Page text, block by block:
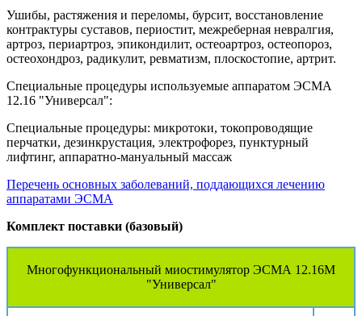
Ушибы, растяжения и переломы, бурсит, восстановление
контрактуры суставов, периостит, межреберная невралгия,
артроз, периартроз, эпикондилит, остеоартроз, остеопороз,
остеохондроз, радикулит, ревматизм, плоскостопие, артрит.
Специальные процедуры используемые аппаратом ЭСМА
12.16 "Универсал":
Специальные процедуры: микротоки, токопроводящие
перчатки, дезинкрустация, электрофорез, пунктурный
лифтинг, аппаратно-мануальный массаж
Перечень основных заболеваний, поддающихся лечению
аппаратами ЭСМА
Комплект поставки (базовый)
Многофункциональный миостимулятор ЭСМА 12.16М
"Универсал"